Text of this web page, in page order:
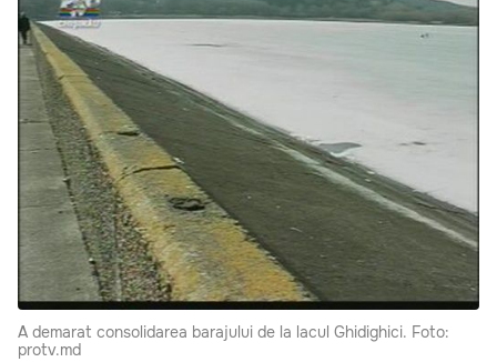
A demarat consolidarea barajului de la lacul Ghidighici. Foto:
protv.md